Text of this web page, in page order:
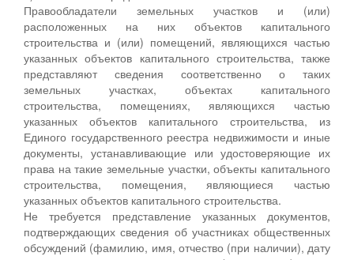
Правообладатели земельных участков и (или)
расположенных на них объектов капитального
строительства и (или) помещений, являющихся частью
указанных объектов капитального строительства, также
представляют сведения соответственно о таких
земельных участках, объектах капитального
строительства, помещениях, являющихся частью
указанных объектов капитального строительства, из
Единого государственного реестра недвижимости и иные
документы, устанавливающие или удостоверяющие их
права на такие земельные участки, объекты капитального
строительства, помещения, являющиеся частью
указанных объектов капитального строительства.
Не требуется представление указанных документов,
подтверждающих сведения об участниках общественных
обсуждений (фамилию, имя, отчество (при наличии), дату